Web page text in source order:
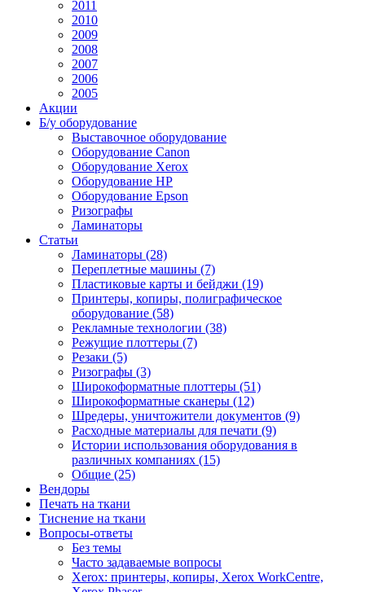
2011
2010
2009
2008
2007
2006
2005
Акции
Б/у оборудование
Выставочное оборудование
Оборудование Canon
Оборудование Xerox
Оборудование HP
Оборудование Epson
Ризографы
Ламинаторы
Статьи
Ламинаторы (28)
Переплетные машины (7)
Пластиковые карты и бейджи (19)
Принтеры, копиры, полиграфическое
оборудование (58)
Рекламные технологии (38)
Режущие плоттеры (7)
Резаки (5)
Ризографы (3)
Широкоформатные плоттеры (51)
Широкоформатные сканеры (12)
Шредеры, уничтожители документов (9)
Расходные материалы для печати (9)
Истории использования оборудования в
различных компаниях (15)
Общие (25)
Вендоры
Печать на ткани
Тиснение на ткани
Вопросы-ответы
Без темы
Часто задаваемые вопросы
Xerox: принтеры, копиры, Xerox WorkCentre,